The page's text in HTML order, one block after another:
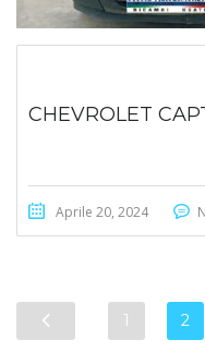
CHEVROLET
Aprile 20, 2024
1 2